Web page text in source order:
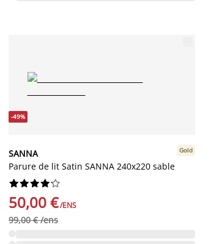
-49%
SANNA
Parure de lit Satin SANNA 240x220 sable
Gold






50,00 €/ENS
99,00 € /ens